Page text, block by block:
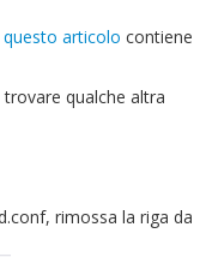
questo articolo contiene
qualche altra
rimossa la riga da